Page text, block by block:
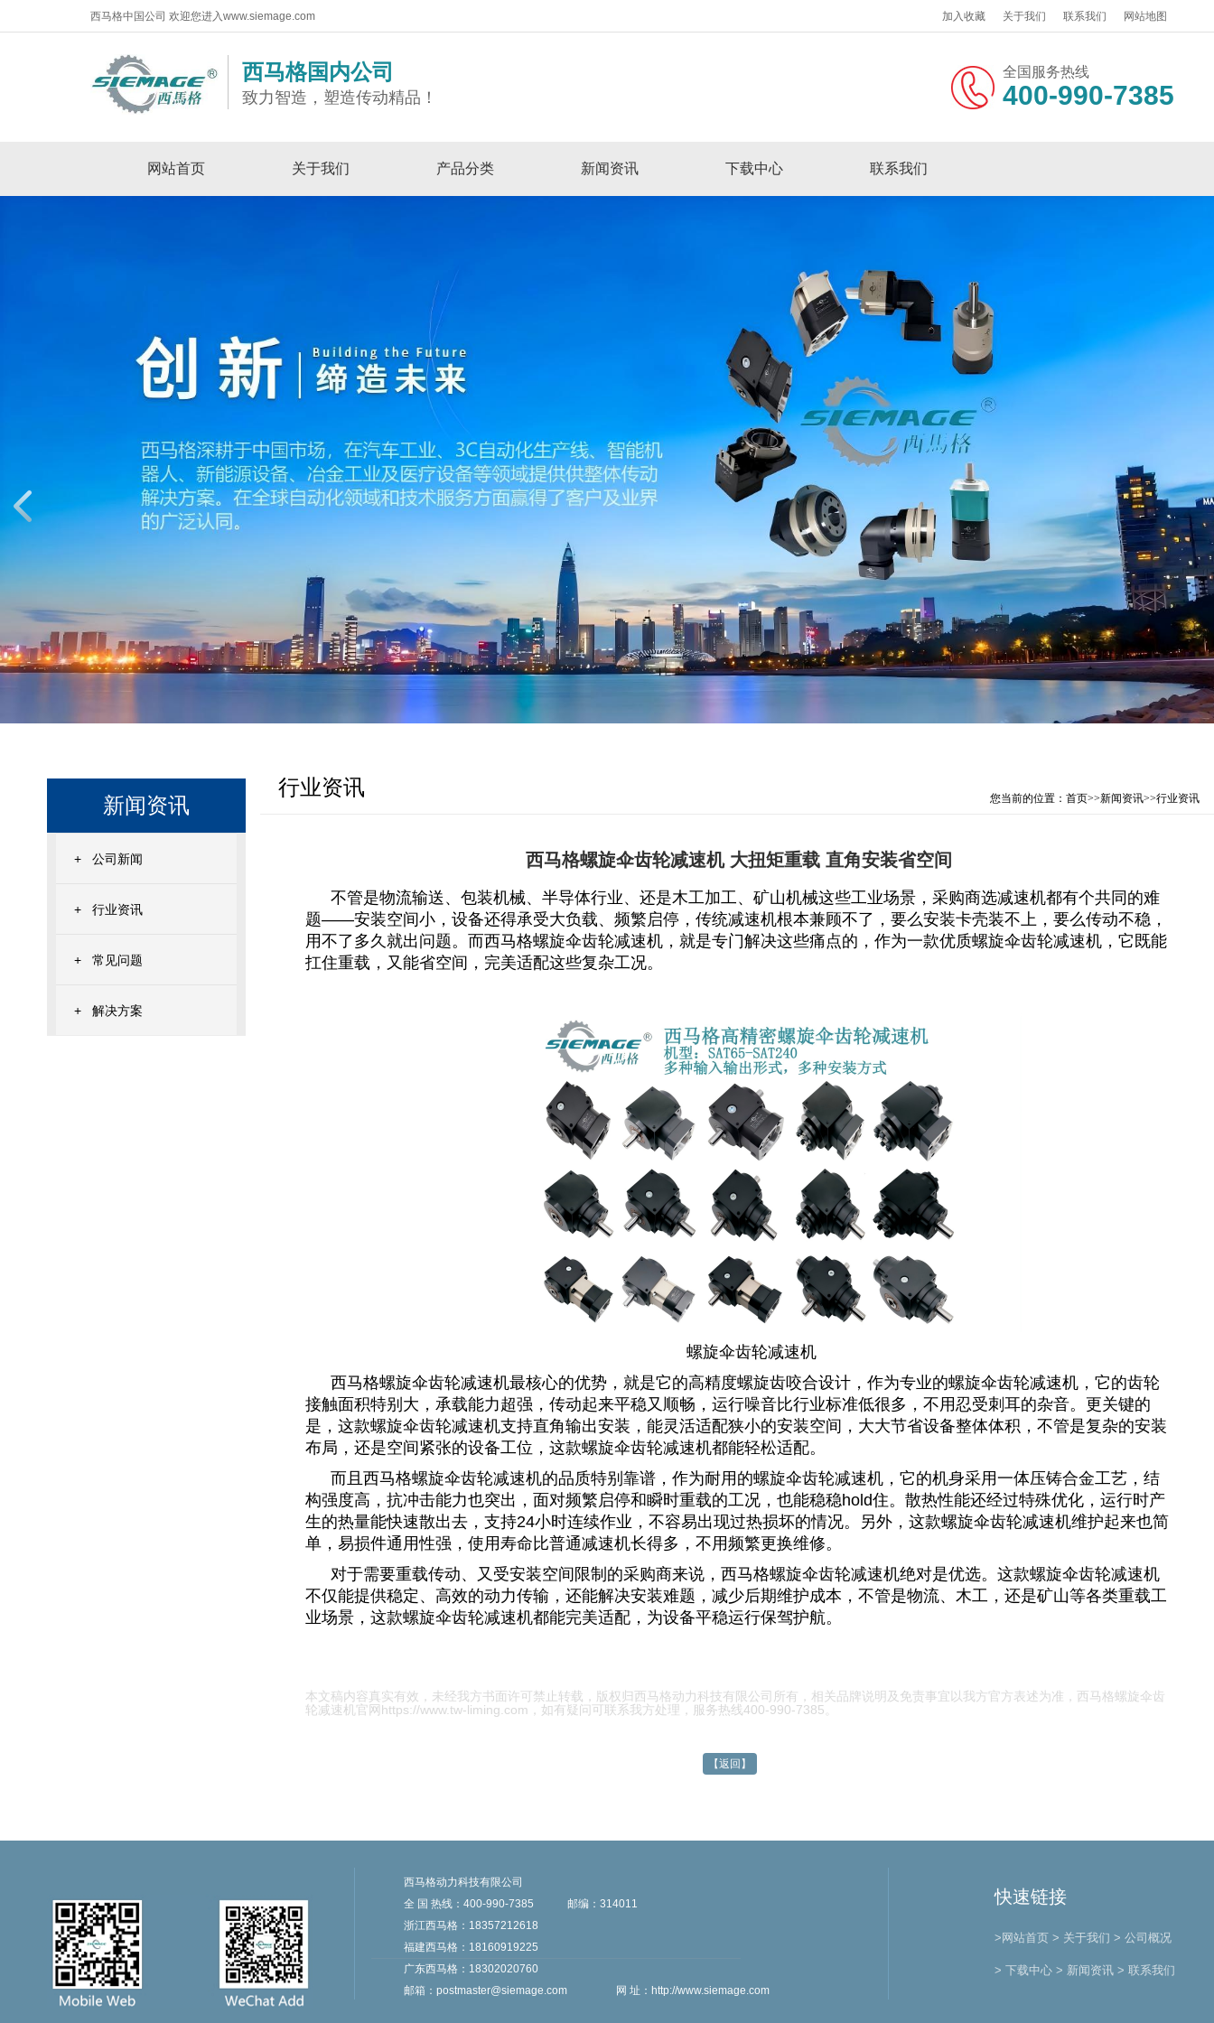
西马格中国公司 欢迎您进入www.siemage.com 加入收藏 关于我们 联系我们 网站地图
西马格国内公司
致力智造，塑造传动精品！
全国服务热线
400-990-7385
网站首页 关于我们 产品分类 新闻资讯 下载中心 联系我们
新闻资讯
+ 公司新闻
+ 行业资讯
+ 常见问题
+ 解决方案
行业资讯 您当前的位置： 首页>>新闻资讯>>行业资讯
西马格螺旋伞齿轮减速机 大扭矩重载 直角安装省空间
不管是物流输送、包装机械、 半导体行业、 还是木工加工、矿山机械这些工业场景，采购商选减速机都有个共同的难
题——安装空间小，设备还得承受大负载、频繁启停，传统减速机根本兼顾不了，要么安装卡壳装不上，要么传动不稳，
用不了多久就出问题。而西马格螺旋伞齿轮减速机 ，就是专门解决这些痛点的，作为一款优质螺旋伞齿轮减速机，它既能
扛住重载，又能省空间，完美适配这些复杂工况。
螺旋伞齿轮减速机
西马格螺旋伞齿轮减速机最核心的优势，就是它的高精度螺旋齿咬合设计，作为专业的螺旋伞齿轮减速机 ，它的齿轮
接触面积特别大，承载能力超强，传动起来平稳又顺畅，运行噪音比行业标准低很多，不用忍受刺耳的杂音。更关键的
是，这款螺旋伞齿轮减速机支持直角输出安装，能灵活适配狭小的安装空间，大大节省设备整体体积，不管是复杂的安装
布局，还是空间紧张的设备工位，这款螺旋伞齿轮减速机都能轻松适配。
而且西马格螺旋伞齿轮减速机的品质特别靠谱，作为耐用的螺旋伞齿轮减速机 ，它的机身采用一体压铸合金工艺，结
构强度高，抗冲击能力也突出，面对频繁启停和瞬时重载的工况，也能稳稳hold住。散热性能还经过特殊优化，运行时产
生的热量能快速散出去，支持24小时连续作业，不容易出现过热损坏的情况。另外，这款螺旋伞齿轮减速机维护起来也简
单，易损件通用性强，使用寿命比普通减速机长得多，不用频繁更换维修。
对于需要重载传动、又受安装空间限制的采购商来说， 西马格螺旋伞齿轮减速机绝对是优选。这款螺旋伞齿轮减速机
不仅能提供稳定、高效的动力传输，还能解决安装难题，减少后期维护成本，不管是物流、木工，还是矿山等各类重载工
业场景，这款螺旋伞齿轮减速机都能完美适配，为设备平稳运行保驾护航。
本文稿内容真实有效，未经我方书面许可禁止转载，版权归西马格动力科技有限公司所有，相关品牌说明及免责事宜以我方官方表述为准， 西马格螺旋伞齿
轮减速机官网https://www.tw-liming.com ，如有疑问可联系我方处理，服务热线400-990-7385。
【返回】
西马格动力科技有限公司
全 国 热线：400-990-7385
邮编：314011
浙江西马格：18357212618
福建西马格：18160919225
广东西马格：18302020760
邮箱： postmaster@siemage.com 网 址： http://www.siemage.com
快速链接
>网站首页 > 关于我们 > 公司概况
> 下载中心 > 新闻资讯 > 联系我们